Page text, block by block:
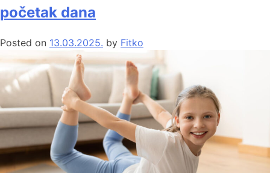
početak dana
Posted on 13.03.2025. by Fitko